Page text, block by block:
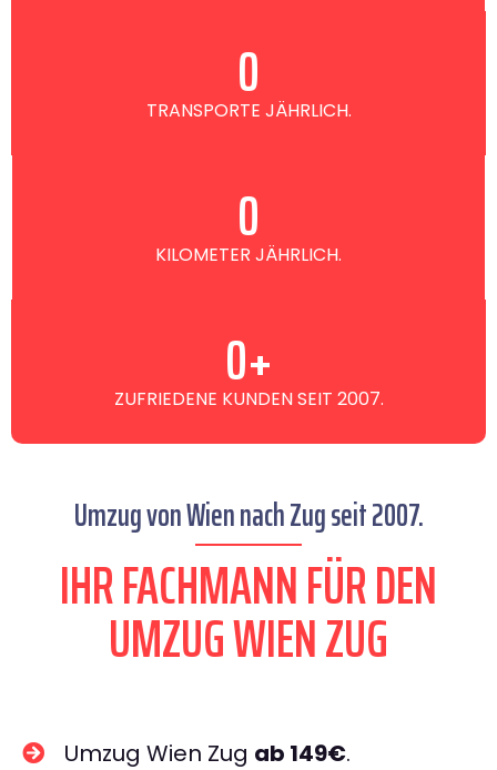
TRANSPORTE JÄHRLICH.
0
KILOMETER JÄHRLICH.
0
ZUFRIEDENE KUNDEN SEIT 2007.
0+
Umzug von Wien nach Zug seit 2007.
IHR FACHMANN FÜR DEN
UMZUG WIEN ZUG
Umzug Wien Zug ab 149€.